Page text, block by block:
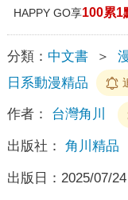
HAPPY GO享100累1
分類： 中文書 ＞
日系動漫精品
作者： 台灣角川
出版社： 角川精品
出版日： 2025/07/24